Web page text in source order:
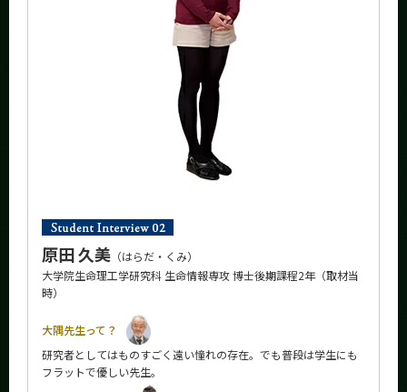
原田 久美 （はらだ・くみ）
大学院生命理工学研究科 生命情報専攻 博士後期課程2年（取材当
時）
大隅先生って？
研究者としてはものすごく遠い憧れの存在。でも普段は学生にも
フラットで優しい先生。